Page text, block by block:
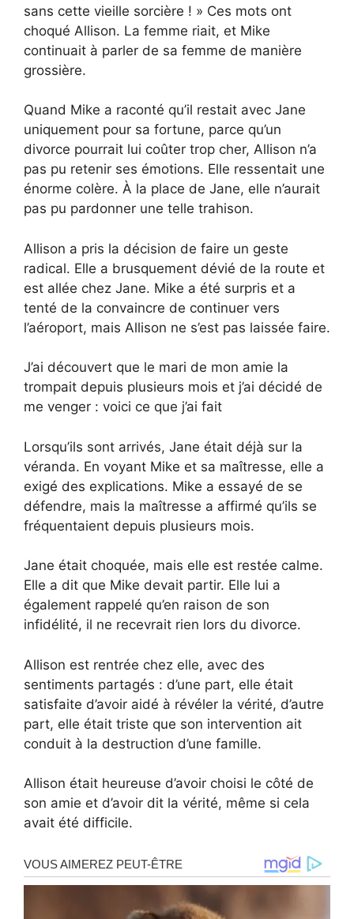
sans cette vieille sorcière ! » Ces mots ont
choqué Allison. La femme riait, et Mike
continuait à parler de sa femme de manière
grossière.
Quand Mike a raconté qu’il restait avec Jane
uniquement pour sa fortune, parce qu’un
divorce pourrait lui coûter trop cher, Allison n’a
pas pu retenir ses émotions. Elle ressentait une
énorme colère. À la place de Jane, elle n’aurait
pas pu pardonner une telle trahison.
Allison a pris la décision de faire un geste
radical. Elle a brusquement dévié de la route et
est allée chez Jane. Mike a été surpris et a
tenté de la convaincre de continuer vers
l’aéroport, mais Allison ne s’est pas laissée faire.
J’ai découvert que le mari de mon amie la
trompait depuis plusieurs mois et j’ai décidé de
me venger : voici ce que j’ai fait
Lorsqu’ils sont arrivés, Jane était déjà sur la
véranda. En voyant Mike et sa maîtresse, elle a
exigé des explications. Mike a essayé de se
défendre, mais la maîtresse a affirmé qu’ils se
fréquentaient depuis plusieurs mois.
Jane était choquée, mais elle est restée calme.
Elle a dit que Mike devait partir. Elle lui a
également rappelé qu’en raison de son
infidélité, il ne recevrait rien lors du divorce.
Allison est rentrée chez elle, avec des
sentiments partagés : d’une part, elle était
satisfaite d’avoir aidé à révéler la vérité, d’autre
part, elle était triste que son intervention ait
conduit à la destruction d’une famille.
Allison était heureuse d’avoir choisi le côté de
son amie et d’avoir dit la vérité, même si cela
avait été difficile.